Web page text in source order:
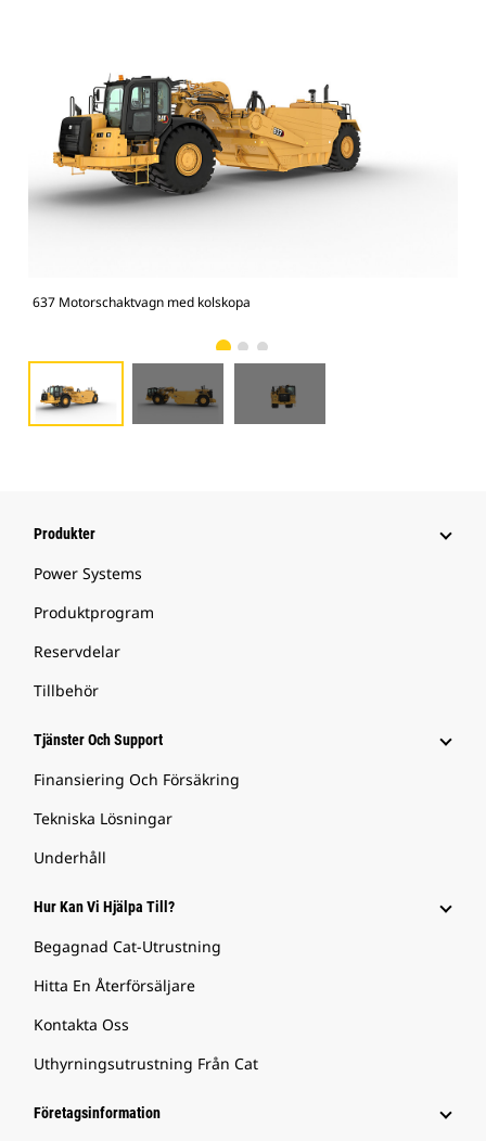
637 Motorschaktvagn med kolskopa
Produkter
Power Systems
Produktprogram
Reservdelar
Tillbehör
Tjänster Och Support
Finansiering Och Försäkring
Tekniska Lösningar
Underhåll
Hur Kan Vi Hjälpa Till?
Begagnad Cat-Utrustning
Hitta En Återförsäljare
Kontakta Oss
Uthyrningsutrustning Från Cat
Företagsinformation